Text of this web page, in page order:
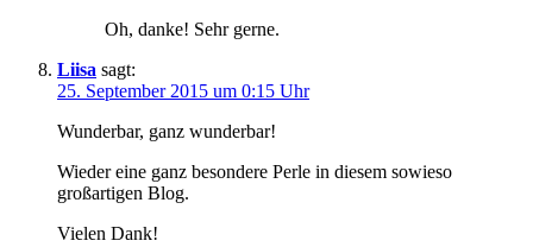
Oh, danke! Sehr gerne.
Liisa sagt:
25. September 2015 um 0:15 Uhr
Wunderbar, ganz wunderbar!
Wieder eine ganz besondere Perle in diesem sowieso
großartigen Blog.
Vielen Dank!